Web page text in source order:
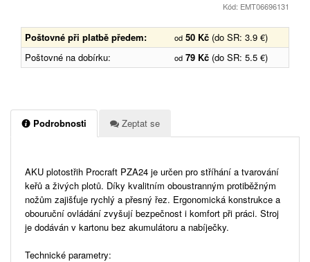
Kód: EMT06696131
Poštovné při platbě předem: od 50 Kč (do SR: 3.9 €)
Poštovné na dobírku:
od 79 Kč (do SR: 5.5 €)
Podrobnosti Zeptat se
AKU plotostřih Procraft PZA24 je určen pro stříhání a tvarování
keřů a živých plotů. Díky kvalitním oboustranným protiběžným
nožům zajišťuje rychlý a přesný řez. Ergonomická konstrukce a
obouruční ovládání zvyšují bezpečnost i komfort při práci. Stroj
je dodáván v kartonu bez akumulátoru a nabíječky.
Technické parametry: